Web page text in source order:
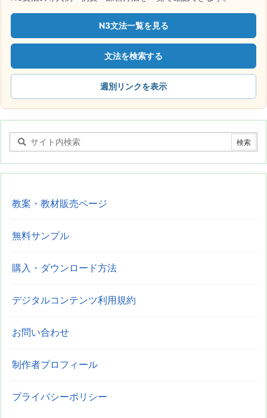
N3文法一覧を見る
文法を検索する
週別リンクを表示
教案・教材販売ページ
無料サンプル
購入・ダウンロード方法
デジタルコンテンツ利用規約
お問い合わせ
制作者プロフィール
プライバシーポリシー